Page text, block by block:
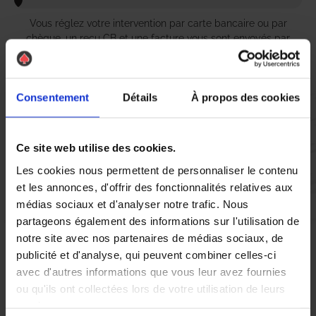
Consentement Détails À propos des cookies
Ce site web utilise des cookies.
Les cookies nous permettent de personnaliser le contenu
et les annonces, d'offrir des fonctionnalités relatives aux
médias sociaux et d'analyser notre trafic. Nous
partageons également des informations sur l'utilisation de
notre site avec nos partenaires de médias sociaux, de
publicité et d'analyse, qui peuvent combiner celles-ci
avec d'autres informations que vous leur avez fournies
ou qu'ils ont collectées lors de votre utilisation de leurs
Vous réglez votre intervention par carte bancaire ou par
chèque, un reçu CB et une facture vous sont envoyés par
Vous évaluez la prestation
Vous recevez une demande d’évaluation de votre expérience
avec l’équipe AS DE PIC.
Nous avons pensé à tout